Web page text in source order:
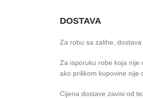
DOSTAVA
Za robu sa zalihe,
Za isporuku robe koja nije
ako prilikom kupovine nije
Cijena dostave zavisi od